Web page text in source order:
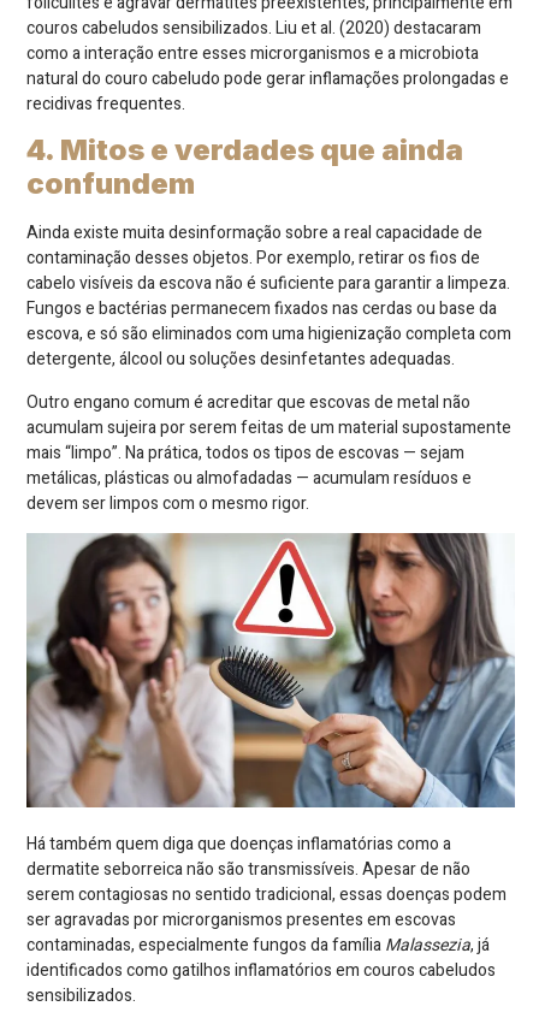
couros cabeludos sensibilizados. Liu et al. (2020) destacaram
como a interação entre esses microrganismos e a microbiota
natural do couro cabeludo pode gerar inflamações prolongadas e
recidivas frequentes.
4. Mitos e verdades que ainda
confundem
Ainda existe muita desinformação sobre a real capacidade de
contaminação desses objetos. Por exemplo, retirar os fios de
cabelo visíveis da escova não é suficiente para garantir a limpeza.
Fungos e bactérias permanecem fixados nas cerdas ou base da
escova, e só são eliminados com uma higienização completa com
detergente, álcool ou soluções desinfetantes adequadas.
Outro engano comum é acreditar que escovas de metal não
acumulam sujeira por serem feitas de um material supostamente
mais “limpo”. Na prática, todos os tipos de escovas — sejam
metálicas, plásticas ou almofadadas — acumulam resíduos e
devem ser limpos com o mesmo rigor.
Há também quem diga que doenças inflamatórias como a
dermatite seborreica não são transmissíveis. Apesar de não
serem contagiosas no sentido tradicional, essas doenças podem
ser agravadas por microrganismos presentes em escovas
contaminadas, especialmente fungos da famíliaMalassezia, já
identificados como gatilhos inflamatórios em couros cabeludos
sensibilizados.